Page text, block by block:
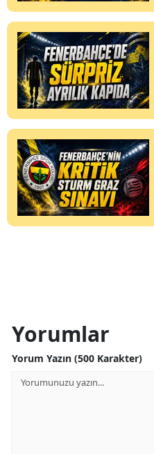
Yorumlar
Yorum Yazın (500 Karakter)